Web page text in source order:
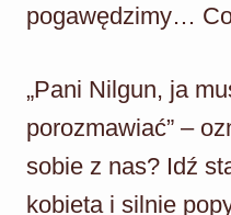
pogawędzimy…
„Pani Nilgun, ja
porozmawiać” –
sobie z nas? Idź
kobieta i silnie